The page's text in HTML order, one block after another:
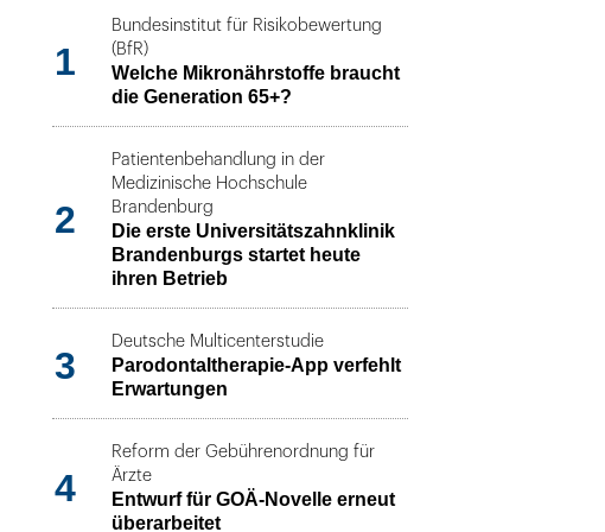
1
Bundesinstitut für Risikobewertung
(BfR)
Welche Mikronährstoffe braucht
die Generation 65+?
2
Patientenbehandlung in der
Medizinische Hochschule
Brandenburg
Die erste Universitätszahnklinik
Brandenburgs startet heute
ihren Betrieb
3
Deutsche Multicenterstudie
Parodontaltherapie-App verfehlt
Erwartungen
4
Reform der Gebührenordnung für
Ärzte
Entwurf für GOÄ-Novelle erneut
überarbeitet